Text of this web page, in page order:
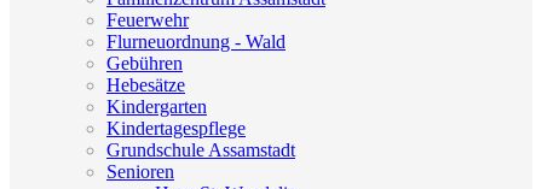
Feuerwehr
Flurneuordnung - Wald
Gebühren
Hebesätze
Kindergarten
Kindertagespflege
Grundschule Assamstadt
Senioren